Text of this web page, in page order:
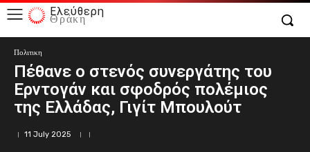
Ελεύθερη
Θράκη
Πολιτικη
Πέθανε ο στενός συνεργάτης του
Ερντογάν και σφοδρός πολέμιος
της Ελλάδας, Γιγίτ Μπουλούτ
11 July 2025